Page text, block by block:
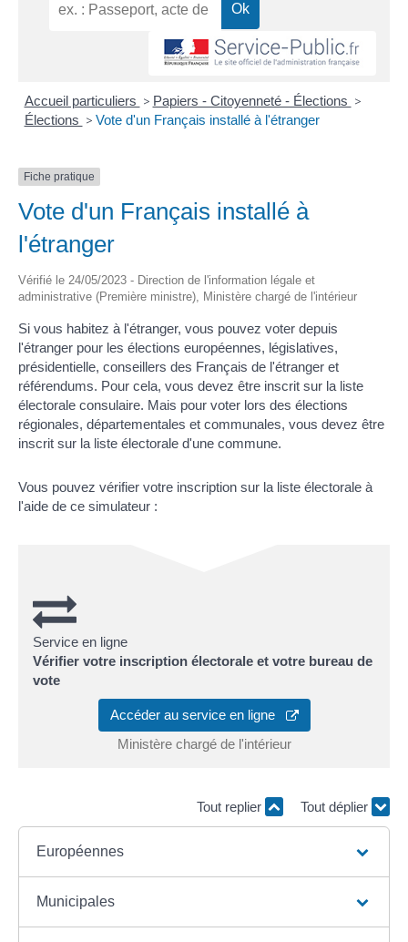
Accueil particuliers > Papiers - Citoyenneté - Élections >
Élections > Vote d'un Français installé à l'étranger
Fiche pratique
Vote d'un Français installé à
l'étranger
Vérifié le 24/05/2023 - Direction de l'information légale et
administrative (Première ministre), Ministère chargé de l'intérieur
Si vous habitez à l'étranger, vous pouvez voter depuis
l'étranger pour les élections européennes, législatives,
présidentielle, conseillers des Français de l'étranger et
référendums. Pour cela, vous devez être inscrit sur la liste
électorale consulaire. Mais pour voter lors des élections
régionales, départementales et communales, vous devez être
inscrit sur la liste électorale d'une commune.
Vous pouvez vérifier votre inscription sur la liste électorale à
l'aide de ce simulateur :
Service en ligne
Vérifier votre inscription électorale et votre bureau de
vote
Accéder au service en ligne
Ministère chargé de l'intérieur
Tout replier Tout déplier
Européennes
Municipales